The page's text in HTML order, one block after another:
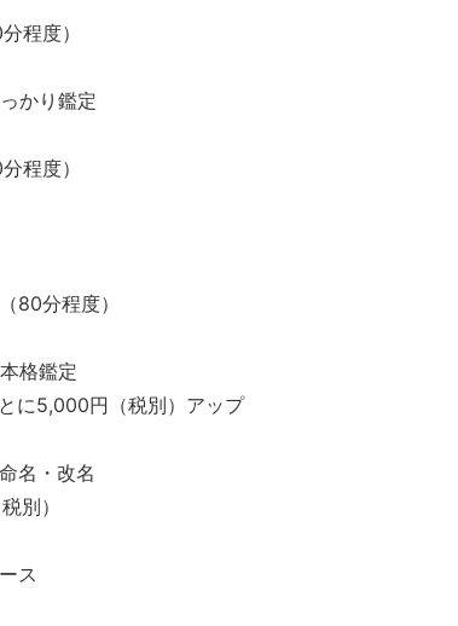
程度）
かり鑑定
程度）
80分程度）
格鑑定
に5,000円（税別）アップ
名・改名
別）
ス